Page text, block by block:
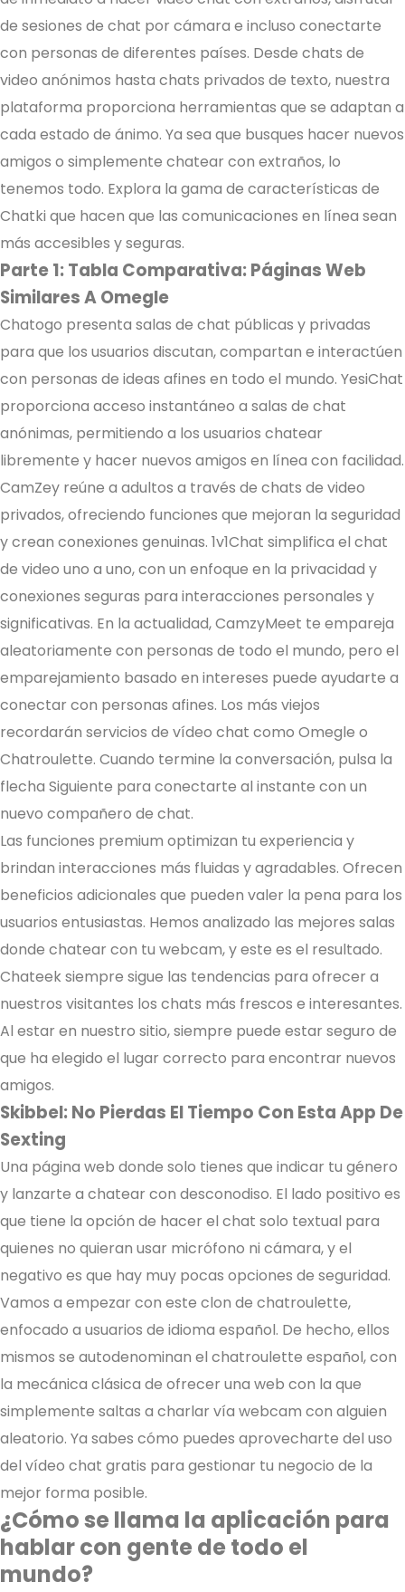
de sesiones de chat por cámara e incluso conectarte
con personas de diferentes países. Desde chats de
video anónimos hasta chats privados de texto, nuestra
plataforma proporciona herramientas que se adaptan a
cada estado de ánimo. Ya sea que busques hacer nuevos
amigos o simplemente chatear con extraños, lo
tenemos todo. Explora la gama de características de
Chatki que hacen que las comunicaciones en línea sean
más accesibles y seguras.
Parte 1: Tabla Comparativa: Páginas Web
Similares A Omegle
Chatogo presenta salas de chat públicas y privadas
para que los usuarios discutan, compartan e interactúen
con personas de ideas afines en todo el mundo. YesiChat
proporciona acceso instantáneo a salas de chat
anónimas, permitiendo a los usuarios chatear
libremente y hacer nuevos amigos en línea con facilidad.
CamZey reúne a adultos a través de chats de video
privados, ofreciendo funciones que mejoran la seguridad
y crean conexiones genuinas. 1v1Chat simplifica el chat
de video uno a uno, con un enfoque en la privacidad y
conexiones seguras para interacciones personales y
significativas. En la actualidad, CamzyMeet te empareja
aleatoriamente con personas de todo el mundo, pero el
emparejamiento basado en intereses puede ayudarte a
conectar con personas afines. Los más viejos
recordarán servicios de vídeo chat como Omegle o
Chatroulette. Cuando termine la conversación, pulsa la
flecha Siguiente para conectarte al instante con un
nuevo compañero de chat.
Las funciones premium optimizan tu experiencia y
brindan interacciones más fluidas y agradables. Ofrecen
beneficios adicionales que pueden valer la pena para los
usuarios entusiastas. Hemos analizado las mejores salas
donde chatear con tu webcam, y este es el resultado.
Chateek siempre sigue las tendencias para ofrecer a
nuestros visitantes los chats más frescos e interesantes.
Al estar en nuestro sitio, siempre puede estar seguro de
que ha elegido el lugar correcto para encontrar nuevos
amigos.
Skibbel: No Pierdas El Tiempo Con Esta App De
Sexting
Una página web donde solo tienes que indicar tu género
y lanzarte a chatear con desconodiso. El lado positivo es
que tiene la opción de hacer el chat solo textual para
quienes no quieran usar micrófono ni cámara, y el
negativo es que hay muy pocas opciones de seguridad.
Vamos a empezar con este clon de chatroulette,
enfocado a usuarios de idioma español. De hecho, ellos
mismos se autodenominan el chatroulette español, con
la mecánica clásica de ofrecer una web con la que
simplemente saltas a charlar vía webcam con alguien
aleatorio. Ya sabes cómo puedes aprovecharte del uso
del vídeo chat gratis para gestionar tu negocio de la
mejor forma posible.
¿Cómo se llama la aplicación para
hablar con gente de todo el
mundo?